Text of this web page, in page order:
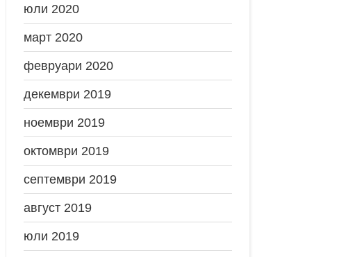
юли 2020
март 2020
февруари 2020
декември 2019
ноември 2019
октомври 2019
септември 2019
август 2019
юли 2019